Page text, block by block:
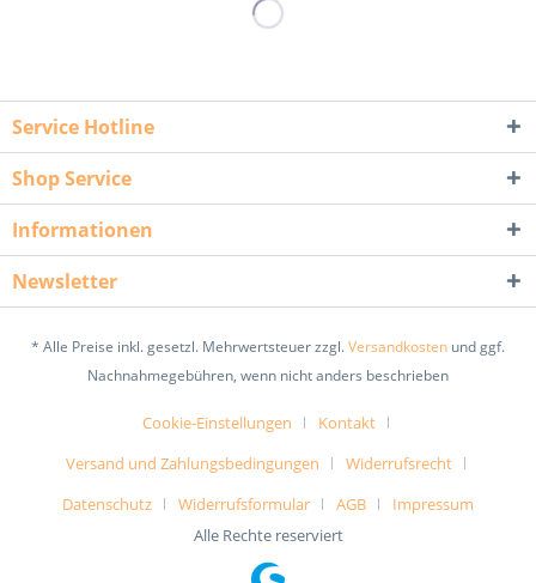
Service Hotline
Shop Service
Informationen
Newsletter
* Alle Preise inkl. gesetzl. Mehrwertsteuer zzgl.Versandkosten und ggf.
Nachnahmegebühren, wenn nicht anders beschrieben
Cookie-Einstellungen
Kontakt
Versand und Zahlungsbedingungen
Widerrufsrecht
Datenschutz
Widerrufsformular AGB
Impressum
Alle Rechte reserviert